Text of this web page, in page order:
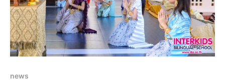
news